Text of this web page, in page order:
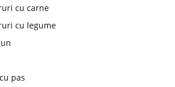
cu carne
cu legume
pas